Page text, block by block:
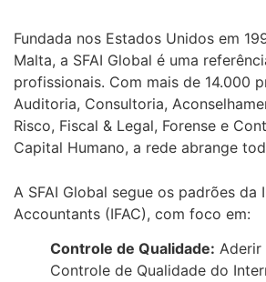
Fundada nos Estados Unidos em
Malta, a SFAI Global é uma
profissionais. Com mais de 14.000
Auditoria, Consultoria,
Risco, Fiscal & Legal, Forense e
Capital Humano, a rede abrange
A SFAI Global segue os padrões
Accountants (IFAC), com foco em:
Controle de Qualidade: Aderir
Controle de Qualidade do